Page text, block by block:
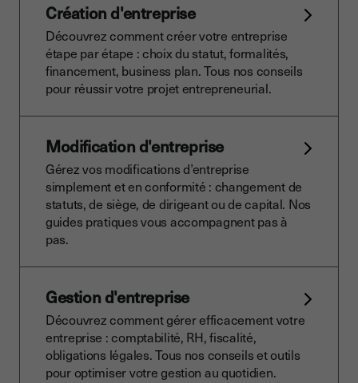
Création d'entreprise
Découvrez comment créer votre entreprise
étape par étape : choix du statut, formalités,
financement, business plan. Tous nos conseils
pour réussir votre projet entrepreneurial.
Modification d'entreprise
Gérez vos modifications d’entreprise
simplement et en conformité : changement de
statuts, de siège, de dirigeant ou de capital. Nos
guides pratiques vous accompagnent pas à
pas.
Gestion d'entreprise
Découvrez comment gérer efficacement votre
entreprise : comptabilité, RH, fiscalité,
obligations légales. Tous nos conseils et outils
pour optimiser votre gestion au quotidien.